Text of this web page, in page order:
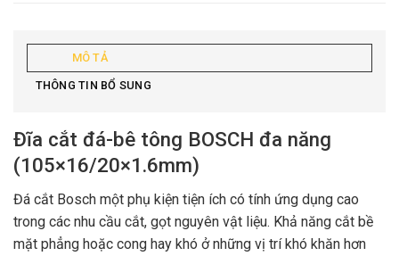
MÔ TẢ
THÔNG TIN BỔ SUNG
Đĩa cắt đá-bê tông BOSCH đa năng
(105×16/20×1.6mm)
Đá cắt Bosch một phụ kiện tiện ích có tính ứng dụng cao
trong các nhu cầu cắt, gọt nguyên vật liệu. Khả năng cắt bề
mặt phẳng hoặc cong hay khó ở những vị trí khó khăn hơn